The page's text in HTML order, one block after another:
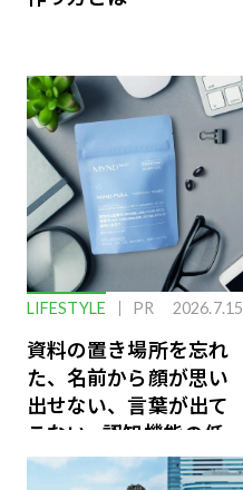
LIFESTYLE PR 2026.7.15
資料の置き場所を忘れ
た、名前から顔が思い
出せない、言葉が出て
こない…認知機能の低
下を救う、脳のインナ